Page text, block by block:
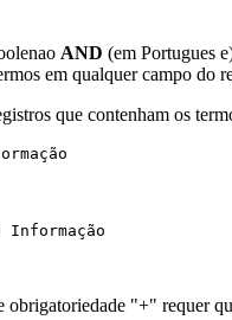
AND (em Portugues
em qualquer campo do
que contenham os
Informação
obrigatoriedade "+" requer